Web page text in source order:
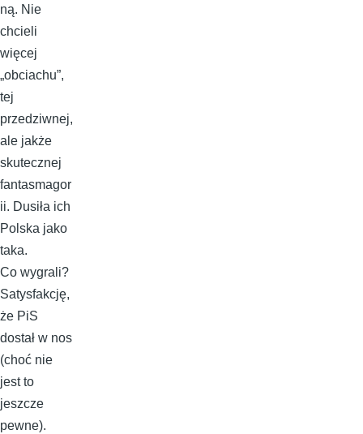
ną. Nie
chcieli
więcej
„obciachu”,
tej
przedziwnej,
ale jakże
skutecznej
fantasmagor
ii. Dusiła ich
Polska jako
taka.
Co wygrali?
Satysfakcję,
że PiS
dostał w nos
(choć nie
jest to
jeszcze
pewne).